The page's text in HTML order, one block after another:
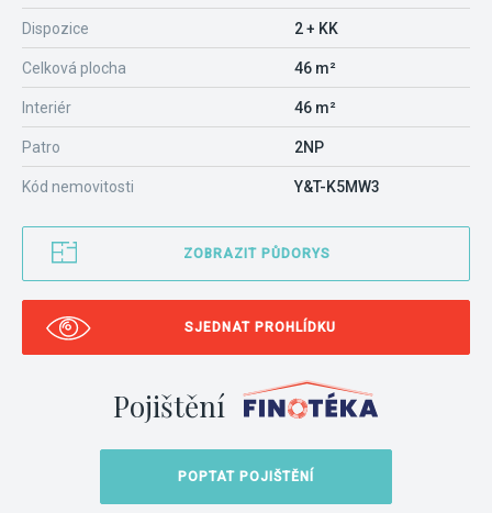
Dispozice 2 + KK
Celková plocha 46 m²
Interiér 46 m²
Patro 2NP
Kód nemovitosti Y&T-K5MW3
ZOBRAZIT PŮDORYS
SJEDNAT PROHLÍDKU
Pojištění
POPTAT POJIŠTĚNÍ